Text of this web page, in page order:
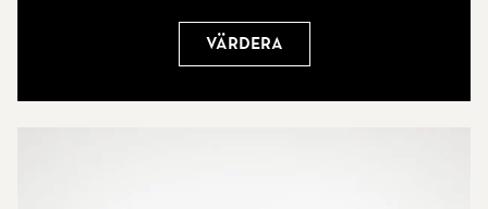
Värdera